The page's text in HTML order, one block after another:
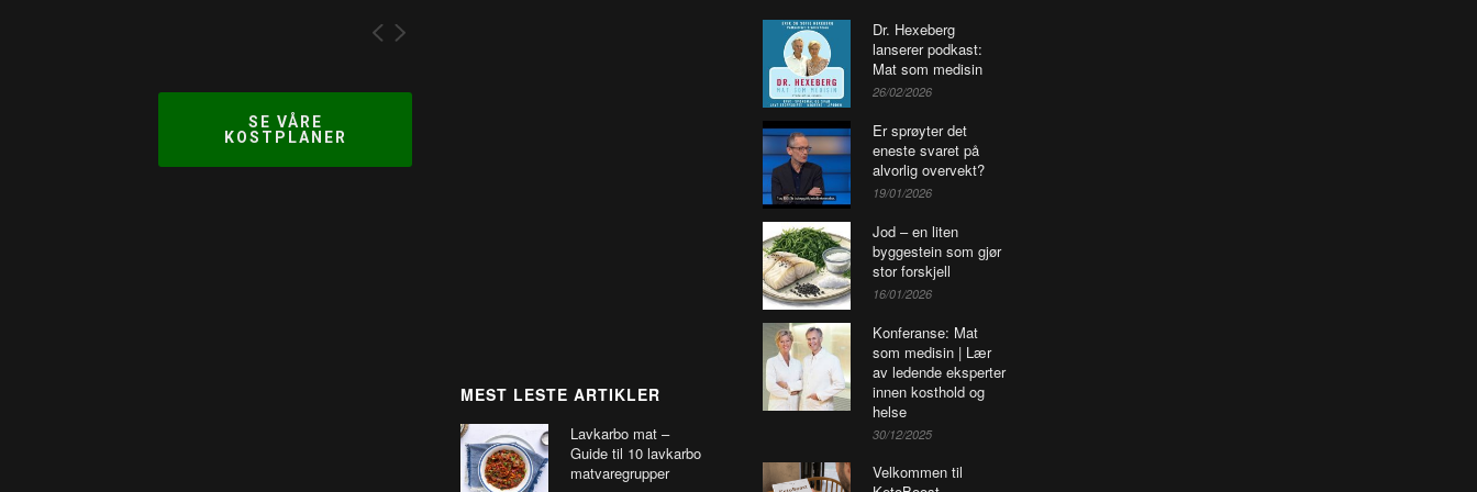
SE VÅRE
KOSTPLANER
MEST LESTE ARTIKLER
Lavkarbo mat –
Guide til 10 lavkarbo
matvaregrupper
Dr. Hexeberg
lanserer podkast:
Mat som medisin
26/02/2026
Er sprøyter det
eneste svaret på
alvorlig overvekt?
19/01/2026
Jod – en liten
byggestein som gjør
stor forskjell
16/01/2026
Konferanse: Mat
som medisin | Lær
av ledende eksperter
innen kosthold og
helse
30/12/2025
Velkommen til